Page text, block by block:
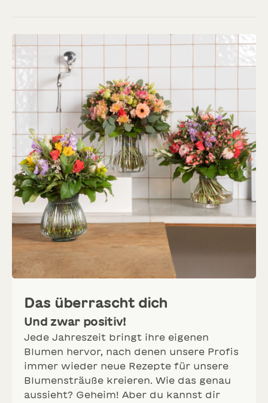
Das überrascht dich
Und zwar positiv!
Jede Jahreszeit bringt ihre eigenen
Blumen hervor, nach denen unsere Profis
immer wieder neue Rezepte für unsere
Blumensträuße kreieren. Wie das genau
aussieht? Geheim! Aber du kannst dir